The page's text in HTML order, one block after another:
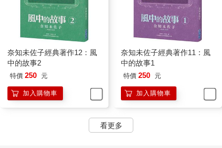
奈知未佐子經典著作12：風
中的故事2
特價 250 元
加入購物車
奈知未佐子經典著作11：風
中的故事1
特價 250 元
加入購物車
看更多